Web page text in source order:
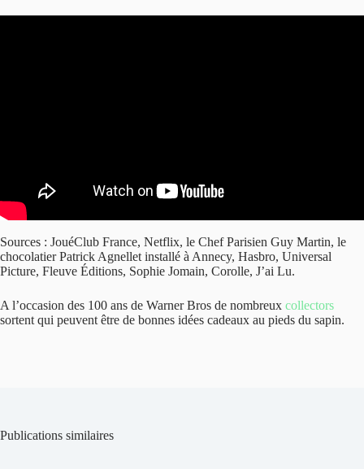
Sources : JouéClub France, Netflix, le Chef Parisien Guy Martin, le
chocolatier Patrick Agnellet installé à Annecy, Hasbro, Universal
Picture, Fleuve Éditions, Sophie Jomain, Corolle, J’ai Lu.
A l’occasion des 100 ans de Warner Bros de nombreux collectors
sortent qui peuvent être de bonnes idées cadeaux au pieds du sapin.
Publications similaires